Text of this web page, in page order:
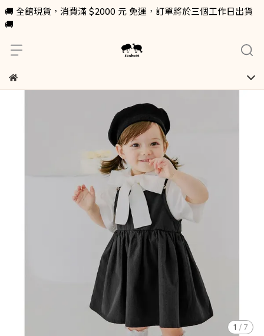
🚚 全館現貨，消費滿 $2000 元 免運，訂單將於三個工作日出貨
🚚
1 / 7